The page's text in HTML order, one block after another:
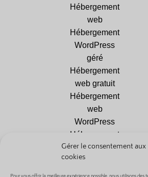
Gérer le consentement aux
cookies
Pour vous offrir la meilleure expérience possible, nous utilisons des
Hébergement
web
Hébergement
WordPress
géré
Hébergement
web gratuit
Hébergement
web
WordPress
Hébergement
Drupal
Hébergement
PrestaShop